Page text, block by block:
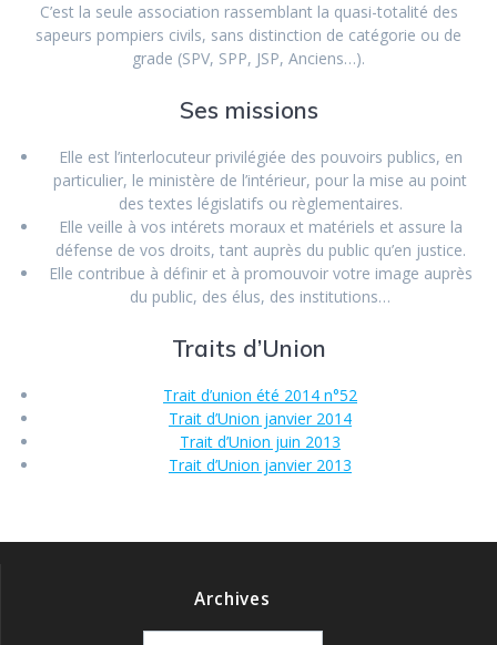
C’est la seule association rassemblant la quasi-totalité des
sapeurs pompiers civils, sans distinction de catégorie ou de
grade (SPV, SPP, JSP, Anciens…).
Ses missions
Elle est l’interlocuteur privilégiée des pouvoirs publics, en
particulier, le ministère de l’intérieur, pour la mise au point
des textes législatifs ou règlementaires.
Elle veille à vos intérets moraux et matériels et assure la
défense de vos droits, tant auprès du public qu’en justice.
Elle contribue à définir et à promouvoir votre image auprès
du public, des élus, des institutions…
Traits d’Union
Trait d’union été 2014 n°52
Trait d’Union janvier 2014
Trait d’Union juin 2013
Trait d’Union janvier 2013
Archives